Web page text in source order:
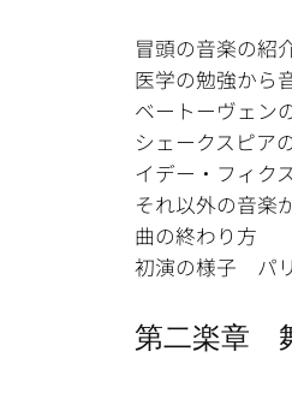
冒頭の音楽の紹
医学の勉強から
ベートーヴェン
シェークスピア
イデー・フィク
それ以外の音楽
曲の終わり方
初演の様子 パ
第二楽章